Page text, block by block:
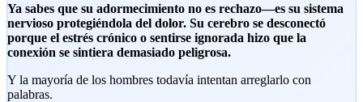
Ya sabes que su adormecimiento no es rechazo—es su sistema
nervioso protegiéndola del dolor. Su cerebro se desconectó
porque el estrés crónico o sentirse ignorada hizo que la
conexión se sintiera demasiado peligrosa.
Y la mayoría de los hombres todavía intentan arreglarlo con
palabras.